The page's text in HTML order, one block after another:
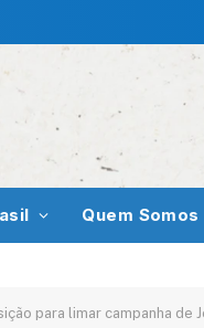
Quem Somos
para limar campanha de